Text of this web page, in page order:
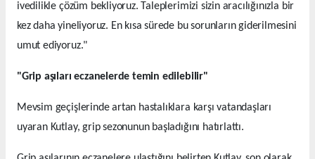
ivedilikle çözüm bekliyoruz. Taleplerimizi sizin aracılığınızla bir
kez daha yineliyoruz. En kısa sürede bu sorunların giderilmesini
umut ediyoruz."
"Grip aşıları eczanelerde temin edilebilir"
Mevsim geçişlerinde artan hastalıklara karşı vatandaşları
uyaran Kutlay, grip sezonunun başladığını hatırlattı.